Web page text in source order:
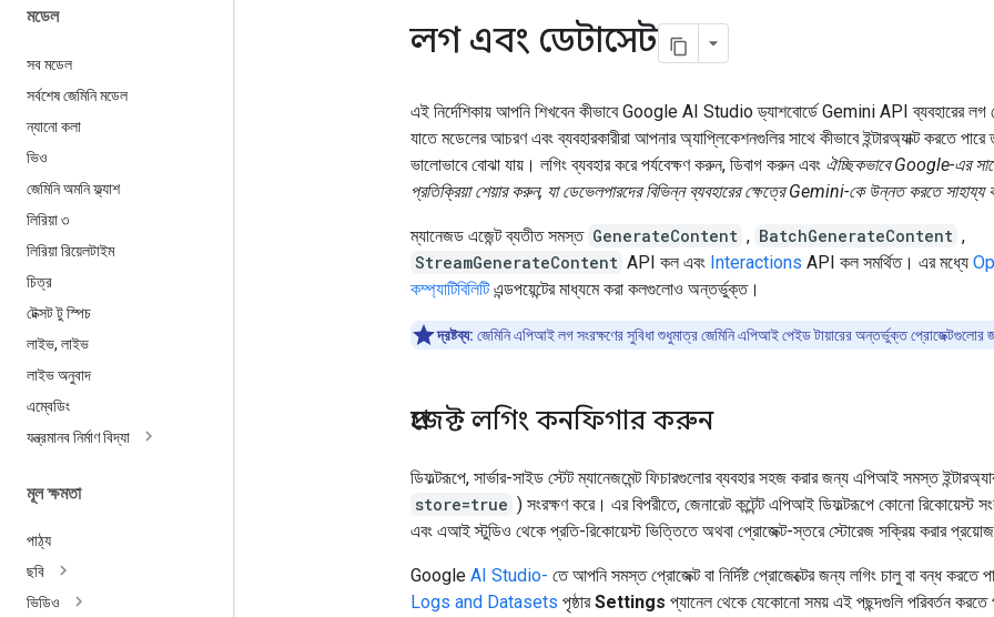
মডেল
সব মডেল
সর্বশেষ জেমিনি মডেল
ন্যানো কলা
ভিও
জেমিনি অমনি ফ্ল্যাশ
লিরিয়া ৩
লিরিয়া রিয়েলটাইম
চিত্র
টেক্সট টু স্পিচ
লাইভ, লাইভ
লাইভ অনুবাদ
এম্বেডিং
যন্ত্রমানব নির্মাণ বিদ্যা
মূল ক্ষমতা
পাঠ্য
ছবি
ভিডিও
লগ এবং ডেটাসেট
এই নির্দেশিকায় আপনি শিখবেন কীভাবে Google AI Studio ড্যাশবোর্ডে Gemini API ব্যবহারের লগ
যাতে মডেলের আচরণ এবং ব্যবহারকারীরা আপনার অ্যাপ্লিকেশনগুলির সাথে কীভাবে ইন্টারঅ্যাক্ট করতে
ভালোভাবে বোঝা যায়। লগিং ব্যবহার করে পর্যবেক্ষণ করুন, ডিবাগ করুন এবং ঐচ্ছিকভাবে Google-এর
প্রতিক্রিয়া শেয়ার করুন, যা ডেভেলপারদের বিভিন্ন ব্যবহারের ক্ষেত্রে Gemini-কে উন্নত করতে সাহায্য
ম্যানেজড এজেন্ট ব্যতীত সমস্ত GenerateContent , BatchGenerateContent ,
StreamGenerateContent API কল এবং Interactions API কল সমর্থিত। এর মধ্যে
কম্প্যাটিবিলিটিএন্ডপয়েন্টের মাধ্যমে করা কলগুলোও অন্তর্ভুক্ত।
দ্রষ্টব্য: জেমিনি এপিআই লগ সংরক্ষণের সুবিধা শুধুমাত্র জেমিনি এপিআই পেইড টায়ারের অন্তর্ভুক্ত
প্রজেক্ট লগিং কনফিগার করুন
ডিফল্টরূপে, সার্ভার-সাইড স্টেট ম্যানেজমেন্ট ফিচারগুলোর ব্যবহার সহজ করার জন্য এপিআই সমস্ত
store=true ) সংরক্ষণ করে। এর বিপরীতে, জেনারেট কন্টেন্ট এপিআই ডিফল্টরূপে কোনো রিকোয়েস্ট
এবং এআই স্টুডিও থেকে প্রতি-রিকোয়েস্ট ভিত্তিতে অথবা প্রোজেক্ট-স্তরে স্টোরেজ সক্রিয় করার
Google AI Studio- তে আপনি সমস্ত প্রোজেক্ট বা নির্দিষ্ট প্রোজেক্টের জন্য লগিং চালু বা বন্ধ করতে
Logs and Datasets পৃষ্ঠারSettings প্যানেল থেকে যেকোনো সময় এই পছন্দগুলি পরিবর্তন করতে